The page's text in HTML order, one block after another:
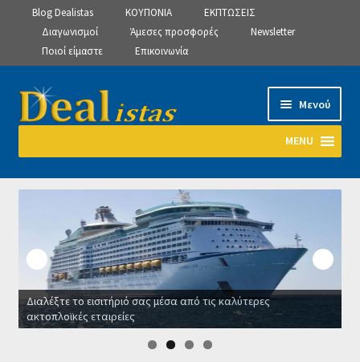
Blog Dealistas ΚΟΥΠΟΝΙΑ
ΕΚΠΤΩΣΕΙΣ
Διαγωνισμοί
Άμεσες προσφορές
Newsletter
Ποιοί είμαστε
Επικοινωνία
Απευθείας
μετάβαση
πλοήγηση
Μετάβαση
σε
Μενού
MENU
Αρχική
Manage Subscriptions
Manage Subscriptions
Manage Subscriptions
Διαλέξτε το εισιτήριό σας μέσα από τις καλύτερες
ακτοπλοϊκές εταιρείες